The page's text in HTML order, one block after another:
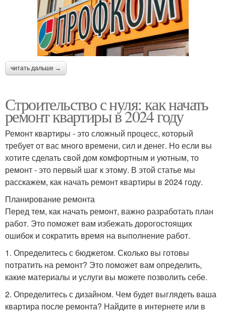
читать дальше →
Строительство с нуля: как начать
ремонт квартиры в 2024 году
Ремонт квартиры - это сложный процесс, который
требует от вас много времени, сил и денег. Но если вы
хотите сделать свой дом комфортным и уютным, то
ремонт - это первый шаг к этому. В этой статье мы
расскажем, как начать ремонт квартиры в 2024 году.
Планирование ремонта
Перед тем, как начать ремонт, важно разработать план
работ. Это поможет вам избежать дорогостоящих
ошибок и сократить время на выполнение работ.
1. Определитесь с бюджетом. Сколько вы готовы
потратить на ремонт? Это поможет вам определить,
какие материалы и услуги вы можете позволить себе.
2. Определитесь с дизайном. Чем будет выглядеть ваша
квартира после ремонта? Найдите в интернете или в